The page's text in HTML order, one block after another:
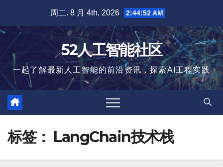
内
容
周二. 8 月 4th, 2026 2:44:52 AM
52人工智能社区
一起了解最新人工智能的前沿资讯，探索AI工程实践
标签： LangChain技术栈